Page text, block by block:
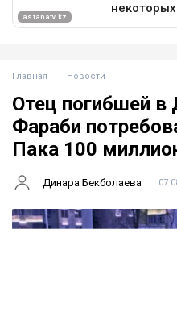
Главная Новости
Отец погибшей в
Фараби
Пака 100
Динара Бекболаева